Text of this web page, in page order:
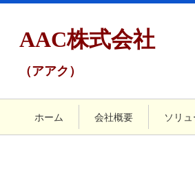
AAC株式会社
（アアク）
ホーム 会社概要 ソリ